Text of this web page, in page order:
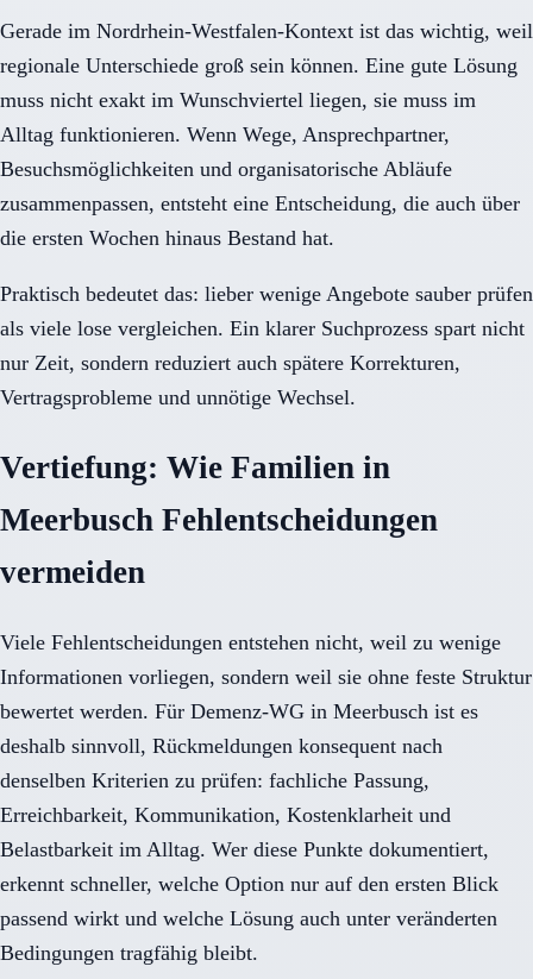
Gerade im Nordrhein-Westfalen-Kontext ist das wichtig, weil
regionale Unterschiede groß sein können. Eine gute Lösung
muss nicht exakt im Wunschviertel liegen, sie muss im
Alltag funktionieren. Wenn Wege, Ansprechpartner,
Besuchsmöglichkeiten und organisatorische Abläufe
zusammenpassen, entsteht eine Entscheidung, die auch über
die ersten Wochen hinaus Bestand hat.
Praktisch bedeutet das: lieber wenige Angebote sauber prüfen
als viele lose vergleichen. Ein klarer Suchprozess spart nicht
nur Zeit, sondern reduziert auch spätere Korrekturen,
Vertragsprobleme und unnötige Wechsel.
Vertiefung: Wie Familien in
Meerbusch Fehlentscheidungen
vermeiden
Viele Fehlentscheidungen entstehen nicht, weil zu wenige
Informationen vorliegen, sondern weil sie ohne feste Struktur
bewertet werden. Für Demenz-WG in Meerbusch ist es
deshalb sinnvoll, Rückmeldungen konsequent nach
denselben Kriterien zu prüfen: fachliche Passung,
Erreichbarkeit, Kommunikation, Kostenklarheit und
Belastbarkeit im Alltag. Wer diese Punkte dokumentiert,
erkennt schneller, welche Option nur auf den ersten Blick
passend wirkt und welche Lösung auch unter veränderten
Bedingungen tragfähig bleibt.